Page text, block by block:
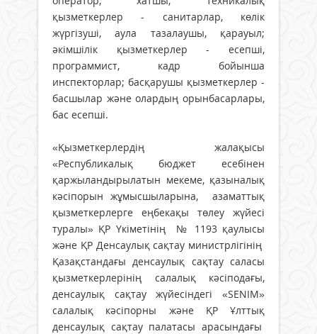
қызметкерлер - санитарлар, көлік
жүргізуші, аула тазалаушы, қарауыл;
әкімшілік қызметкерлер - есепші,
программист, кадр бойынша
инспекторлар; басқарушы қызметкерлер -
басшылар және олардың орынбасарлары,
бас есепші.
«Қызметкерлердің жалақысы
«Республикалық бюджет есебінен
қаржыландырылатын мекеме, қазыналық
кәсіпорын жұмысшыларына, азаматтық
қызметкерлерге еңбекақы төлеу жүйесі
туралы» ҚР Үкіметінің № 1193 қаулысы
және ҚР Денсаулық сақтау министрлігінің
Қазақстандағы денсаулық сақтау саласы
қызметкерлерінің салалық кәсіподағы,
денсаулық сақтау жүйесіндегі «SENIM»
салалық кәсіпорны және ҚР Ұлттық
денсаулық сақтау палатасы арасындағы